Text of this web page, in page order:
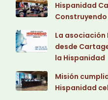
Hispanidad
La asociación
desde
la Hispanidad
Misión
Hispanidad